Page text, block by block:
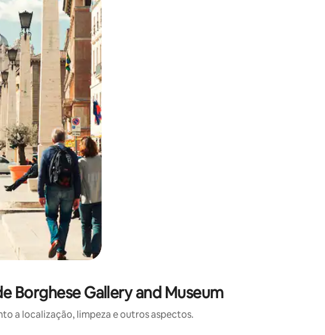
ou tocando e deslizando o dedo na tela.
Borghese Gallery and Museum
a localização, limpeza e outros aspectos.